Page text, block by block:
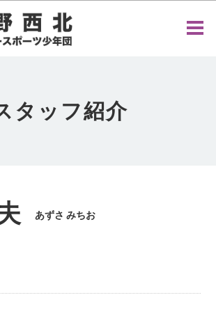
タッフ紹介
あずさ みちお